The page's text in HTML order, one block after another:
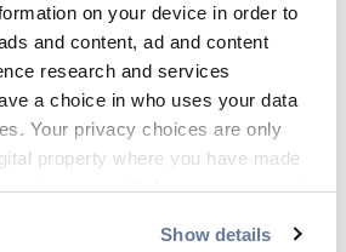
on your device in order to
and content, ad and content
research and services
a choice in who uses your data
Your privacy choices are only
property where you have made
change or withdraw your consent
Show details
am besten zu den
Bedingungen und
Ihres Projekts
Dienstleistungen